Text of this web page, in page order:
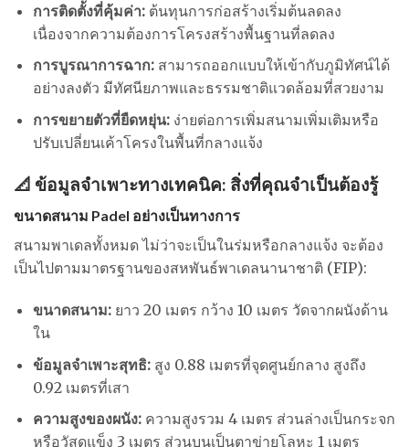
การติดตั้งที่คุ้มค่า:ต้นทุนการก่อสร้างเริ่มต้นลดลง
เนื่องจากความต้องการโครงสร้างพื้นฐานที่ลดลง
การบูรณาการฉาก:สามารถออกแบบให้เข้ากับภูมิทัศน์ได้
อย่างลงตัว มีทัศนียภาพและธรรมชาติแวดล้อมที่สวยงาม
การขยายตัวที่ยืดหยุ่น:ง่ายต่อการเพิ่มสนามเพิ่มเติมหรือ
ปรับเปลี่ยนเค้าโครงในพื้นที่กลางแจ้ง
📐 ข้อมูลจำเพาะทางเทคนิค: สิ่งที่คุณจำเป็นต้องรู้
ขนาดสนาม Padel อย่างเป็นทางการ
สนามพาเดลทั้งหมด ไม่ว่าจะเป็นในร่มหรือกลางแจ้ง จะต้อง
เป็นไปตามมาตรฐานของสหพันธ์พาเดลนานาชาติ (FIP):
ขนาดสนาม:ยาว 20 เมตร กว้าง 10 เมตร วัดจากผนังด้าน
ใน
ข้อมูลจำเพาะสุทธิ:สูง 0.88 เมตรที่จุดศูนย์กลาง สูงถึง
0.92 เมตรที่เสา
ความสูงของผนัง:ความสูงรวม 4 เมตร ส่วนล่างเป็นกระจก
หรือวัสดุแข็ง 3 เมตร ส่วนบนเป็นตาข่ายโลหะ 1 เมตร